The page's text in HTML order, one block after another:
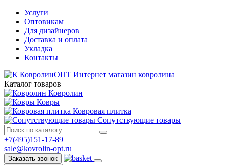
Услуги
Оптовикам
Для дизайнеров
Доставка и оплата
Укладка
Контакты
КовролинОПТ Интернет магазин ковролина
Каталог товаров
Ковролин
Ковры
Ковровая плитка
Сопутствующие товары
+7(495)151-17-89
sale@kovrolin-opt.ru
Заказать звонок